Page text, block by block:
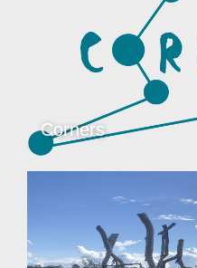
Corners